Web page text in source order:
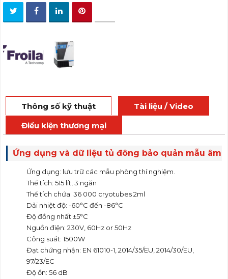
Thông số kỹ thuật
Tài liệu / Video
Điều kiện thương mại
Ứng dụng và dữ liệu tủ đông bảo quản mẫu âm
sâu BMTRU51586 Froilabo
Ứng dụng: lưu trữ các mẫu phòng thí nghiệm.
Thể tích: 515 lít, 3 ngăn
Thể tích chứa: 36 000 cryotubes 2ml
Dải nhiệt độ: -60°C đến -86°C
Độ đồng nhất ±5°C
Nguồn điện: 230V, 60Hz or 50Hz
Công suất: 1500W
Đạt chứng nhận: EN 61010-1, 2014/35/EU, 2014/30/EU,
97/23/EC
Độ ồn: 56 dB